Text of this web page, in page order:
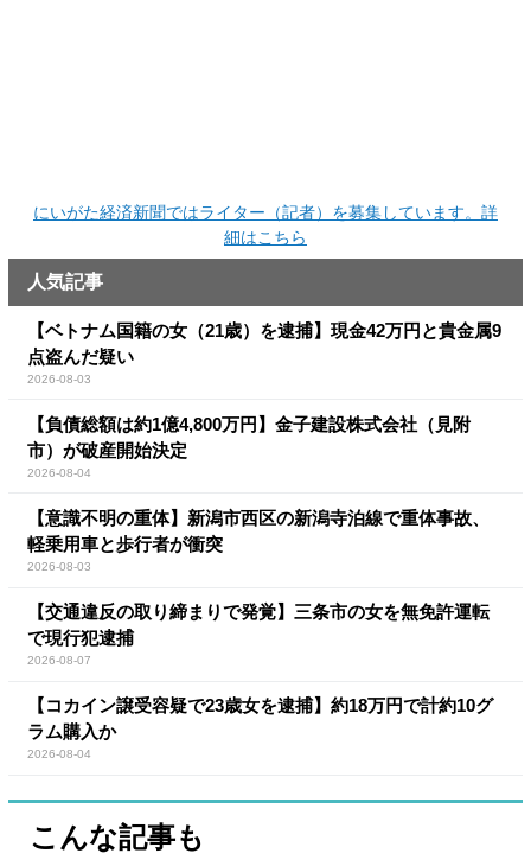
にいがた経済新聞ではライター（記者）を募集しています。詳
細はこちら
人気記事
【ベトナム国籍の女（21歳）を逮捕】現金42万円と貴金属9
点盗んだ疑い
2026-08-03
【負債総額は約1億4,800万円】金子建設株式会社（見附
市）が破産開始決定
2026-08-04
【意識不明の重体】新潟市西区の新潟寺泊線で重体事故、
軽乗用車と歩行者が衝突
2026-08-03
【交通違反の取り締まりで発覚】三条市の女を無免許運転
で現行犯逮捕
2026-08-07
【コカイン譲受容疑で23歳女を逮捕】約18万円で計約10グ
ラム購入か
2026-08-04
こんな記事も